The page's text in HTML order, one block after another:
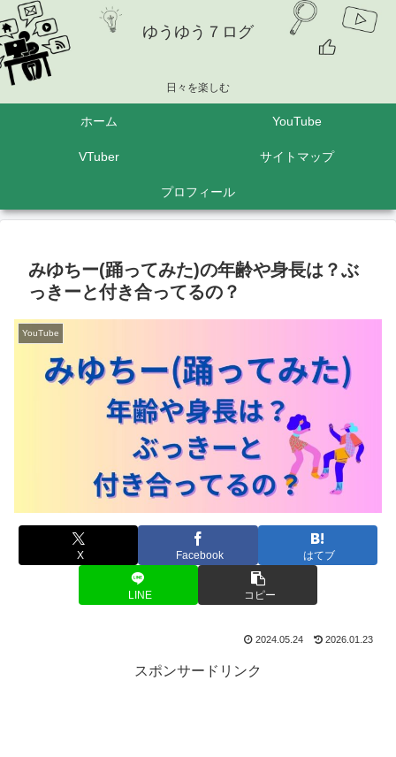
ゆうゆう７ログ
日々を楽しむ
ホーム YouTube
VTuber サイトマップ
プロフィール
みゆちー(踊ってみた)の年齢や身長は？ぶ
っきーと付き合ってるの？
YouTube
X Facebook はてブ
LINE コピー
2024.05.24 2026.01.23
スポンサードリンク